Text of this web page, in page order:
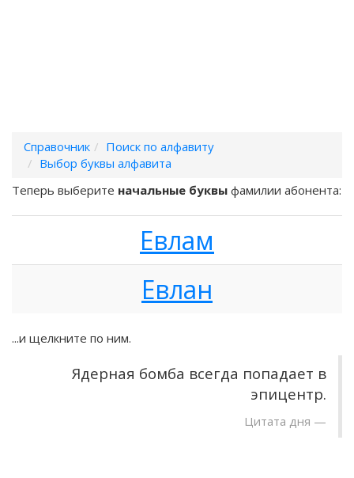
Справочник
Поиск по алфавиту
Выбор буквы алфавита
Теперь выберите начальные буквы фамилии абонента:
Евлам
Евлан
...и щелкните по ним.
Ядерная бомба всегда попадает в
эпицентр.
Цитата дня